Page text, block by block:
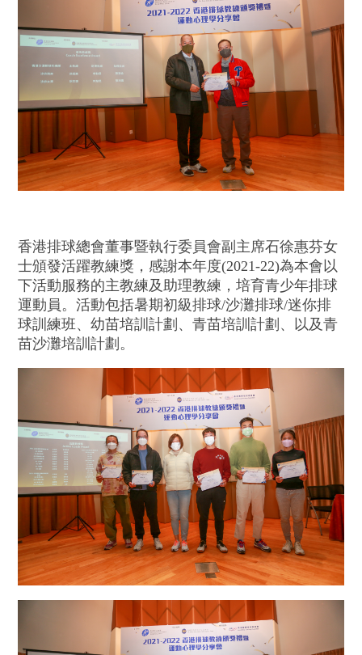
香港排球總會董事暨執行委員會副主席石徐惠芬女
士頒發活躍教練獎，感謝本年度(2021-22)為本會以
下活動服務的主教練及助理教練，培育青少年排球
運動員。活動包括暑期初級排球/沙灘排球/迷你排
球訓練班、幼苗培訓計劃、青苗培訓計劃、以及青
苗沙灘培訓計劃。